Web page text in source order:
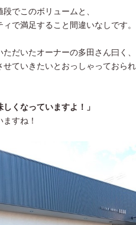
でこのボリュームと、
で満足すること間違いなしです。
だいたオーナーの多田さん曰く、
ていきたいとおっしゃっておられ
くなっていますよ！」
すね！